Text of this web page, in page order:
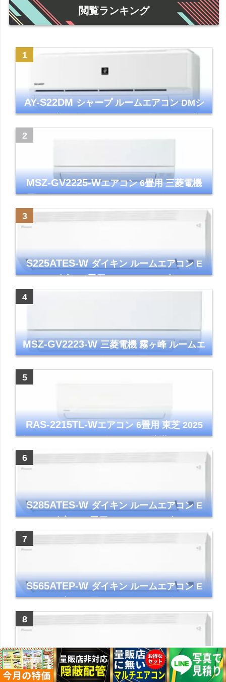
閲覧ランキング
AY-S22DMシャープ ルームエアコン DMシ
リーズ 主に6畳 ホワイト 2024年モデル プラ
MSZ-GV2225-Wエアコン 6畳用 三菱電機
霧ヶ峰 2025年モデル GVシリーズ ピュアホ
ワイト 清潔 除湿 単相100V
S225ATES-Wダイキン ルームエアコン E
シリーズ 主に6畳用 ホワイト 2025年モデル
MSZ-GV2223-W三菱電機 霧ヶ峰 ルームエ
アコン GVシリーズ おもに6畳用 ピュアホワ
RAS-2215TL-Wエアコン 6畳用 東芝 2025
年モデル TLシリーズ ホワイト 壁掛け クーラ
ー コンパクト 清潔
S285ATES-Wダイキン ルームエアコン E
シリーズ 主に10畳用 ホワイト 2025年モデル
コンパクトモデル ストリーマ
S565ATEP-Wダイキン ルームエアコン E
シリーズ 主に18畳用 ホワイト 2025年モデル
コンパクトモデル ストリーマ
S255ATES-Wダイキン ルームエアコン E